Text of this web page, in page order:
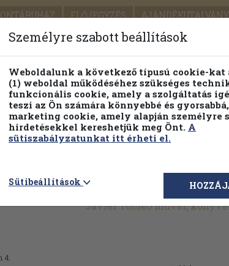
ELŐJEGYZÉS AJÁNDÉKUTALVÁNY
PILLANATNYI ÁRAINK
Részletes kereső
Javier Tomeo művei,
4.
Személyre szabott beállítások
Weboldalunk a következő típusú cookie-kat
(1) weboldal működéséhez szükséges
funkcionális cookie, amely a szolgáltatás
teszi az Ön számára könnyebbé és
marketing cookie, amely alapján személyre
hirdetésekkel kereshetjük meg Önt. A
sütiszabályzatunkat itt érheti el.
Sütibeállítások